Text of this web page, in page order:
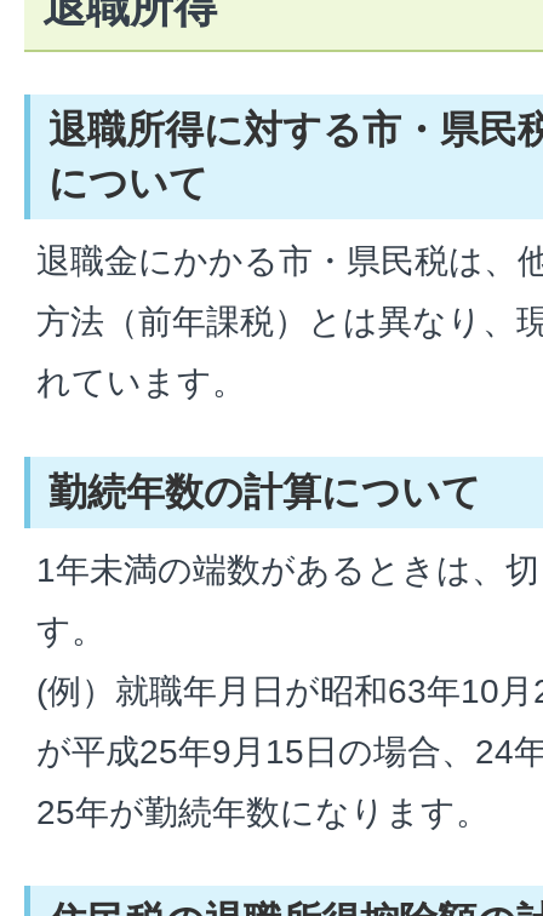
退職所得に対する市・県民
について
退職金にかかる市・県民税は、
方法（前年課税）とは異なり、
れています。
勤続年数の計算について
1年未満の端数があるときは、
す。
(例）就職年月日が昭和63年10
が平成25年9月15日の場合、24
25年が勤続年数になります。